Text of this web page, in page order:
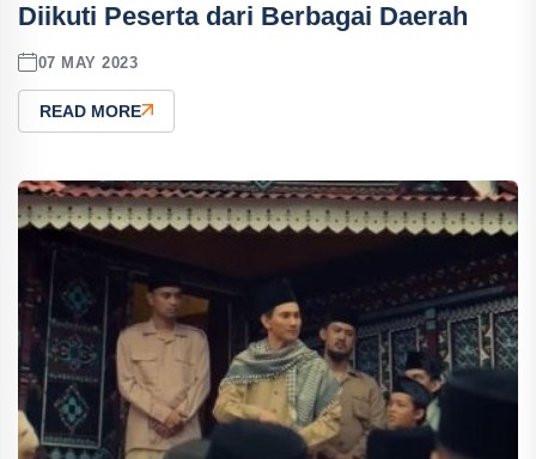
Diikuti Peserta dari Berbagai Daerah
07 MAY 2023
READ MORE